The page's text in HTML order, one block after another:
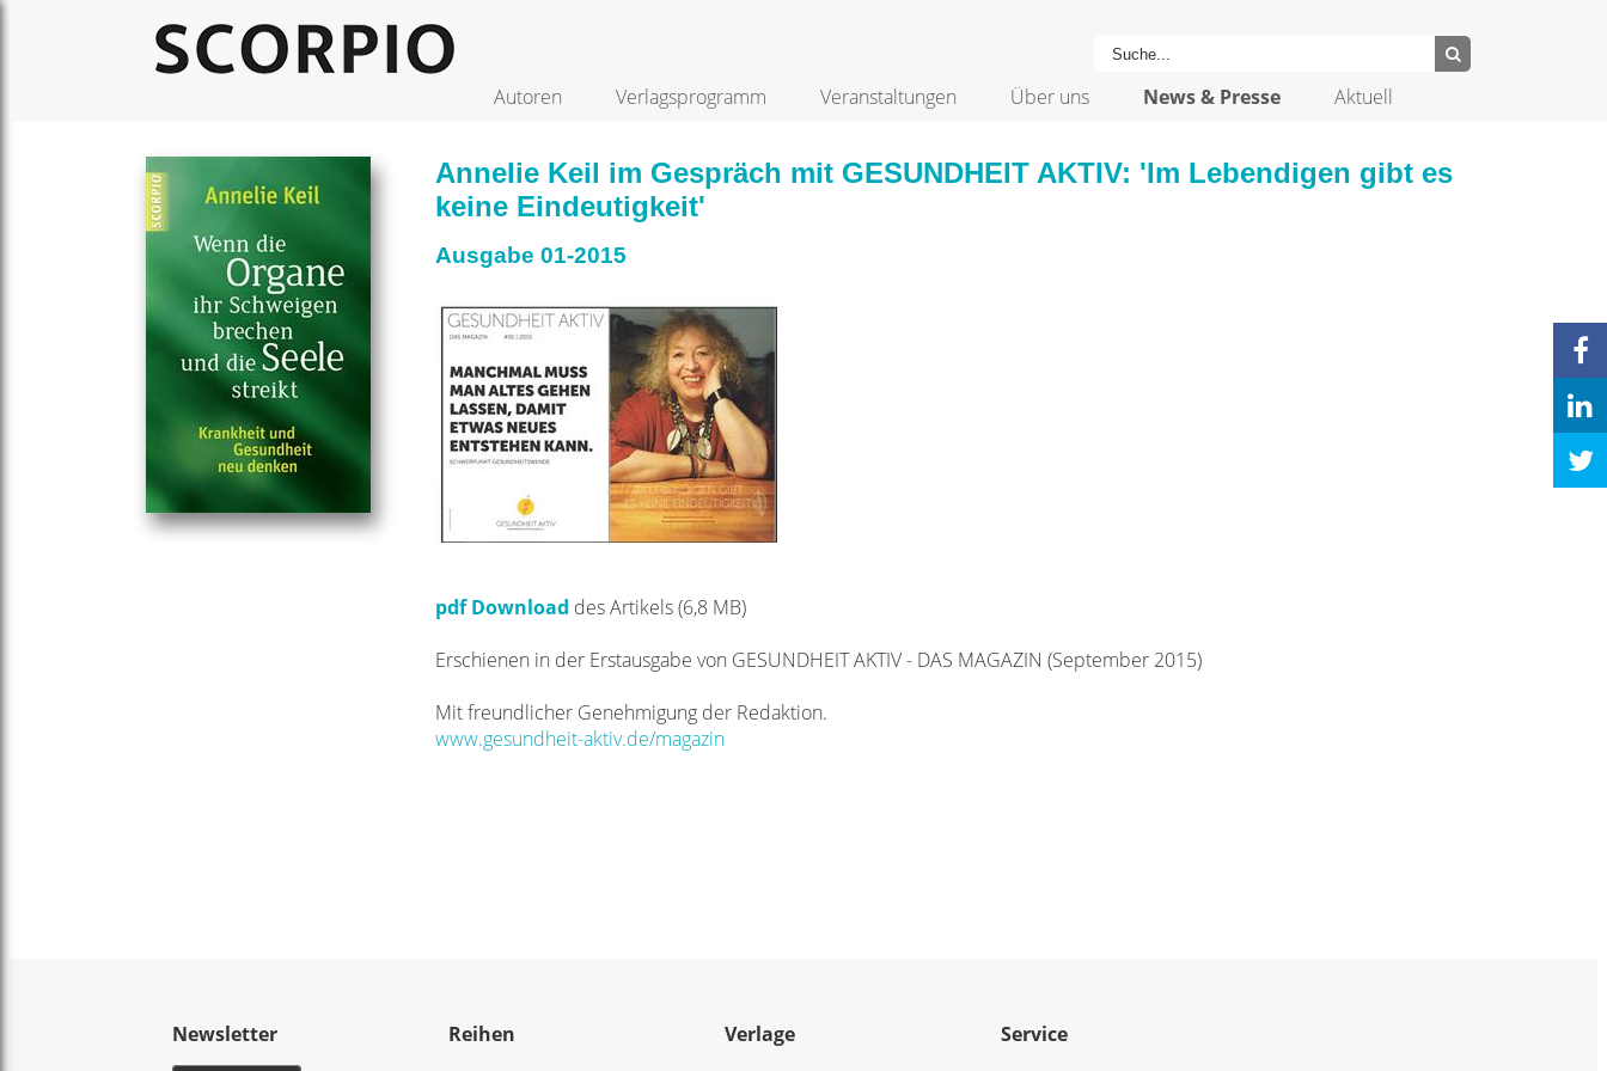
Autoren Verlagsprogramm Veranstaltungen Über uns News & Presse Aktuell
Annelie Keil im Gespräch mit GESUNDHEIT AKTIV: 'Im Lebendigen gibt es
keine Eindeutigkeit'
Ausgabe 01-2015
pdf Download des Artikels (6,8 MB)
Erschienen in der Erstausgabe von GESUNDHEIT AKTIV - DAS MAGAZIN (September 2015)
Mit freundlicher Genehmigung der Redaktion.
www.gesundheit-aktiv.de/magazin
Newsletter
Reihen
Verlage
Service